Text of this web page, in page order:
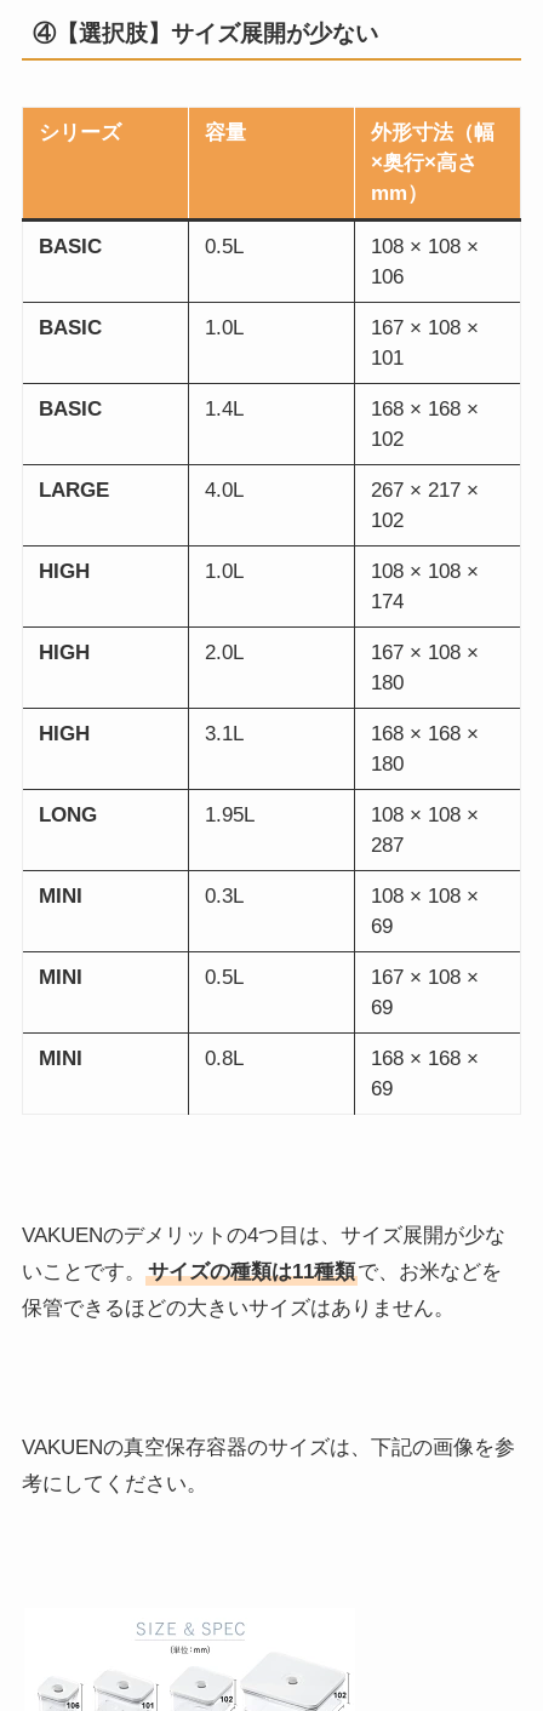
④【選択肢】サイズ展開が少ない
シリーズ 容量
外形寸法（幅
×奥行×高さ
mm）
BASIC 0.5L
108 × 108 ×
106
BASIC 1.0L
167 × 108 ×
101
BASIC 1.4L
168 × 168 ×
102
LARGE 4.0L
267 × 217 ×
102
HIGH 1.0L
108 × 108 ×
174
HIGH 2.0L
167 × 108 ×
180
HIGH 3.1L
168 × 168 ×
180
LONG 1.95L
108 × 108 ×
287
MINI 0.3L
108 × 108 ×
69
MINI 0.5L
167 × 108 ×
69
MINI 0.8L
168 × 168 ×
69
VAKUENのデメリットの4つ目は、サイズ展開が少な
いことです。
サイズの種類は11種類で、お米などを
保管できるほどの大きいサイズはありません。
VAKUENの真空保存容器のサイズは、下記の画像を参
考にしてください。